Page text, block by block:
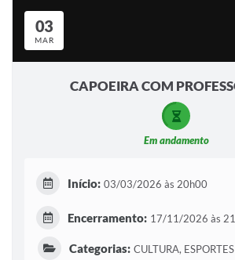
03
MAR
CAPOEIRA COM
Em andamento
Início: 03/03/2026 às 20h00
Encerramento: 17/11/2026 às
Categorias: CULTURA, ESPORTES